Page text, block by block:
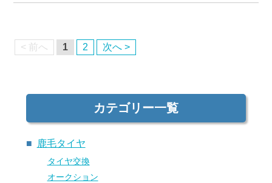
< 前へ 1 2 次へ >
カテゴリー一覧
鹿毛タイヤ
タイヤ交換
オークション